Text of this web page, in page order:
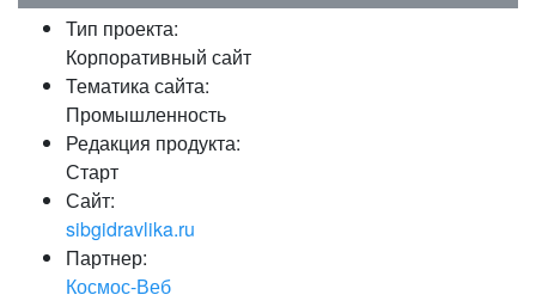
Забыли свой пароль?
или войдите с помощью
Тип проекта:
Корпоративный сайт
Тематика сайта:
Промышленность
Редакция продукта:
Старт
Сайт:
sibgidravlika.ru
Партнер:
Космос-Веб